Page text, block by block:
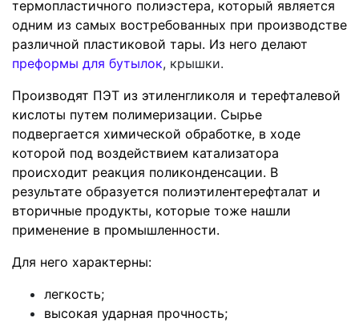
термопластичного полиэстера, который является
одним из самых востребованных при производстве
различной пластиковой тары. Из него делают
преформы для бутылок, крышки.
Производят ПЭТ из этиленгликоля и терефталевой
кислоты путем полимеризации. Сырье
подвергается химической обработке, в ходе
которой под воздействием катализатора
происходит реакция поликонденсации. В
результате образуется полиэтилентерефталат и
вторичные продукты, которые тоже нашли
применение в промышленности.
Для него характерны:
легкость;
высокая ударная прочность;